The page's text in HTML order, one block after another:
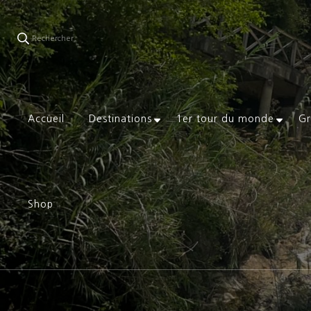
Rechercher
Accueil Destinations 1er tour du monde
Shop